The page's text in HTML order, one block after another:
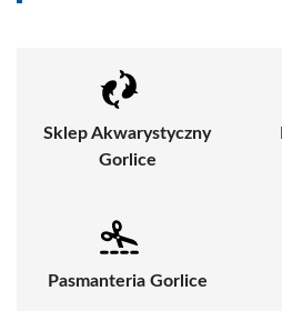
Sklep Akwarystyczny
Gorlice
Pasmanteria Gorlice